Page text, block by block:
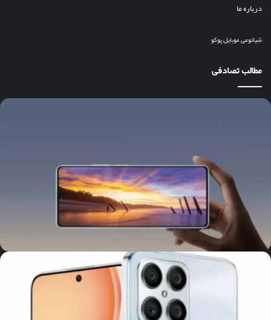
درباره ما
شیائومیموبایلپوکو
مطالب تصادفی